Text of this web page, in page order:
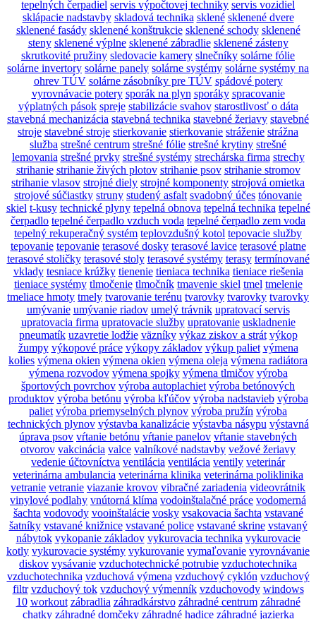
tepelných čerpadiel servis výpočtovej techniky servis vozidiel
sklápacie nadstavby skladová technika sklené sklenené dvere
sklenené fasády sklenené konštrukcie sklenené schody sklenené
steny sklenené výplne sklenené zábradlie sklenené zásteny
skrutkovité pružiny sledovacie kamery slnečníky solárne fólie
solárne invertory solárne panely solárne systémy solárne systémy na
ohrev TÚV solárne zásobníky pre TÚV spádové potery
vyrovnávacie potery sporák na plyn sporáky spracovanie
výplatných pások spreje stabilizácie svahov starostlivosť o dáta
stavebná mechanizácia stavebná technika stavebné žeriavy stavebné
stroje stavebné stroje stierkovanie stierkovanie stráženie strážna
služba strešné centrum strešné fólie strešné krytiny strešné
lemovania strešné prvky strešné systémy strechárska firma strechy
strihanie strihanie živých plotov strihanie psov strihanie stromov
strihanie vlasov strojné diely strojné komponenty strojová omietka
strojové súčiastky struny studený asfalt svadobný účes tónovanie
skiel t-kusy technické plyny tepelná obnova tepelná technika tepelné
čerpadlo tepelné čerpadlo vzduch voda tepelné čerpadlo zem voda
tepelný rekuperačný systém teplovzdušný kotol tepovacie služby
tepovanie tepovanie terasové dosky terasové lavice terasové platne
terasové stoličky terasové stoly terasové systémy terasy termínované
vklady tesniace krúžky tienenie tieniaca technika tieniace riešenia
tieniace systémy tlmočenie tlmočník tmavenie skiel tmel tmelenie
tmeliace hmoty tmely tvarovanie terénu tvarovky tvarovky tvarovky
umývanie umývanie riadov umelý trávnik upratovací servis
upratovacia firma upratovacie služby upratovanie uskladnenie
pneumatík uzavretie lodžie väzníky výkaz ziskov a strát výkop
žumpy výkopové práce výkopy základov výkup paliet výmena
kolies výmena okien výmena okien výmena oleja výmena radiátora
výmena rozvodov výmena spojky výmena tlmičov výroba
športových povrchov výroba autoplachiet výroba betónových
produktov výroba betónu výroba kľúčov výroba nadstavieb výroba
paliet výroba priemyselných plynov výroba pružín výroba
technických plynov výstavba kanalizácie výstavba násypu výstavná
úprava psov vŕtanie betónu vŕtanie panelov vŕtanie stavebných
otvorov vakcinácia valce valníkové nadstavby vežové žeriavy
vedenie účtovníctva ventilácia ventilácia ventily veterinár
veterinárna ambulancia veterinárna klinika veterinárna poliklinika
vetranie vetranie viazanie krovov vibračné zariadenia videovrátnik
vinylové podlahy vnútorná klíma vodoinštalačné práce vodomerná
šachta vodovody vooinštalácie vosky vsakovacia šachta vstavané
šatníky vstavané knižnice vstavané police vstavané skrine vstavaný
nábytok vykopanie základov vykurovacia technika vykurovacie
kotly vykurovacie systémy vykurovanie vymaľovanie vyrovnávanie
diskov vysávanie vzduchotechnické potrubie vzduchotechnika
vzduchotechnika vzduchová výmena vzduchový cyklón vzduchový
filtr vzduchový tok vzduchový výmenník vzduchovody windows
10 workout zábradlia záhradkárstvo záhradné centrum záhradné
chatky záhradné domčeky záhradné hadice záhradné jazierka